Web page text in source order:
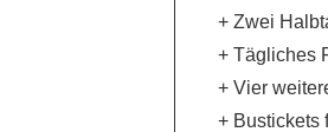
+ Zwei
+ Tägliches
+ Vier
+ Bustickets